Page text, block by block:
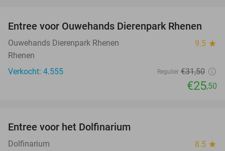
19%
Entree voor Ouwehands Dierenpark Rhenen
Ouwehands Dierenpark Rhenen 9.5 star
Rhenen
Verkocht: 4.555
Regulier €31,50
€25,50
Entree voor het Dolfinarium
Dolfinarium 8.5 star